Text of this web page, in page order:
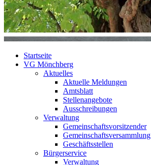
Startseite
VG Mönchberg
Aktuelles
Aktuelle Meldungen
Amtsblatt
Stellenangebote
Ausschreibungen
Verwaltung
Gemeinschaftsvorsitzender
Gemeinschaftsversammlung
Geschäftsstellen
Bürgerservice
Verwaltung